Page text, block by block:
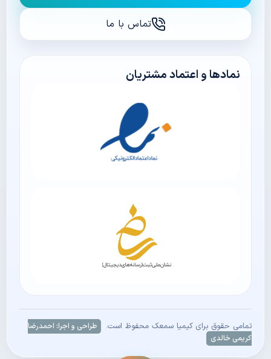
تماس با ما
نمادها و اعتماد مشتریان
تمامی حقوق برای کیمیا سمعک محفوظ است.
طراحی و اجرا: احمدرضا
کریمی خالدی